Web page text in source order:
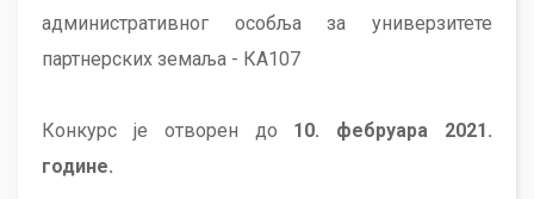
административног особља за универзитете
партнерских земаља - КА107
Конкурс је отворен до 10. фебруара 2021.
године.